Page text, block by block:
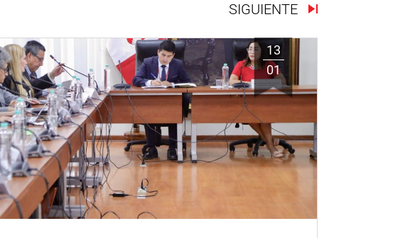
SIGUIENTE
13
01